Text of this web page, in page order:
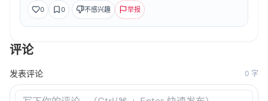
0 0 不感兴趣 举报
评论
发表评论 0 字